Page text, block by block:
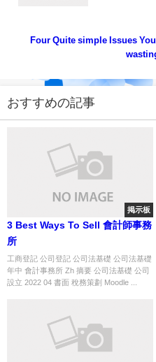
Four Quite simple Issues
おすすめの記事
掲示板
3 Best Ways To Sell 會計師事務
所
工商登記 公司登記 公司法基礎 公司法基礎
年中 會計事務所 Zh 摘要 公司法基礎 公司
設立 2022 04 書面 稅務策劃 Moodle ...